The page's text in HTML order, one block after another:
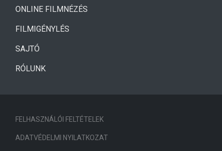
ONLINE FILMNÉZÉS
FILMIGÉNYLÉS
SAJTÓ
RÓLUNK
FELHASZNÁLÓI FELTÉTELEK
ADATVÉDELMI NYILATKOZAT